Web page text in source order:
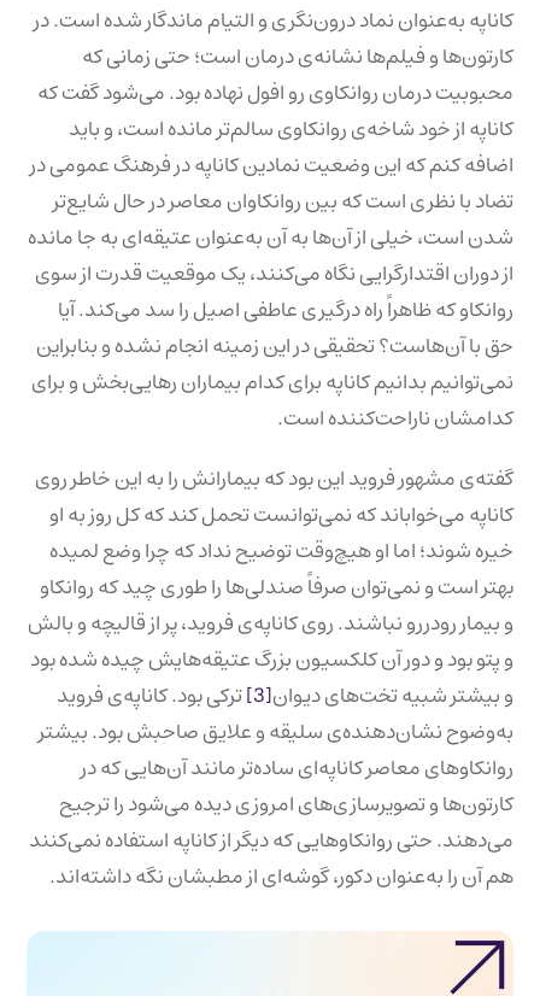
کاناپه به‌عنوان نماد درون‌نگری و التیام ماندگار شده است. در
کارتون‌ها و فیلم‌ها نشانه‌ی درمان است؛ حتی زمانی که
محبوبیت درمان روانکاوی رو افول نهاده بود. می‌شود گفت که
کاناپه از خود شاخه‌ی روانکاوی سالم‌تر مانده است، و باید
اضافه کنم که این وضعیت نمادین کاناپه در فرهنگ عمومی در
تضاد با نظری است که بین روانکاوان معاصر در حال شایع‌تر
شدن است، خیلی از آن‌ها به آن به‌عنوان عتیقه‌ای به جا مانده
از دوران اقتدارگرایی نگاه می‌کنند، یک موقعیت قدرت از سوی
روانکاو که ظاهراً راه درگیری عاطفی اصیل را سد می‌کند. آیا
حق با آن‌هاست؟ تحقیقی در این زمینه انجام نشده و بنابراین
نمی‌توانیم بدانیم کاناپه برای کدام بیماران رهایی‌بخش و برای
کدامشان ناراحت‌کننده است.
گفته‌ی مشهور فروید این بود که بیمارانش را به این خاطر روی
کاناپه می‌خواباند که نمی‌توانست تحمل کند که کل روز به او
خیره شوند؛ اما او هیچ‌وقت توضیح نداد که چرا وضع لمیده
بهتر است و نمی‌توان صرفاً صندلی‌ها را طوری چید که روانکاو
و بیمار رودررو نباشند. روی کاناپه‌ی فروید، پر از قالیچه و بالش
و پتو بود و دور آن کلکسیون بزرگ عتیقه‌هایش چیده شده بود
و بیشتر شبیه تخت‌های دیوان[3]
ترکی بود. کاناپه‌ی فروید
به‌وضوح نشان‌دهنده‌ی سلیقه و علایق صاحبش بود. بیشتر
روانکاوهای معاصر کاناپه‌ای ساده‌تر مانند آن‌هایی که در
کارتون‌ها و تصویرسازی‌های امروزی دیده می‌شود را ترجیح
می‌دهند. حتی روانکاوهایی که دیگر از کاناپه استفاده نمی‌کنند
هم آن را به‌عنوان دکور، گوشه‌ای از مطب‎شان نگه داشته‌اند.